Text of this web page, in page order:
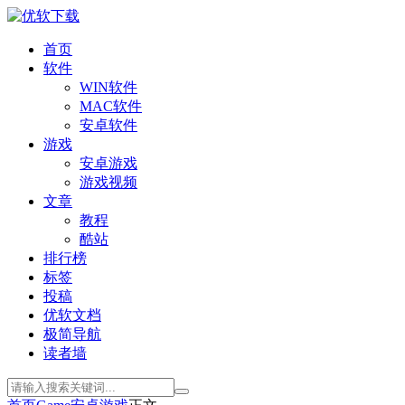
首页
软件
WIN软件
MAC软件
安卓软件
游戏
安卓游戏
游戏视频
文章
教程
酷站
排行榜
标签
投稿
优软文档
极简导航
读者墙